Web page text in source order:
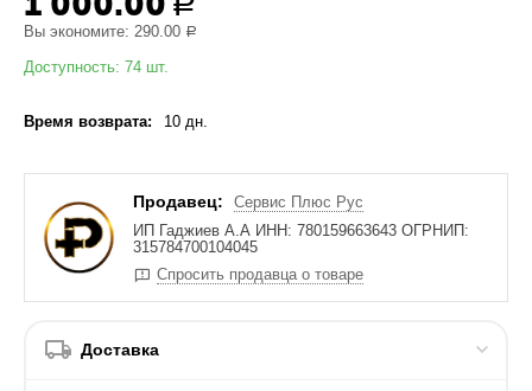
Вы экономите:290.00 Р
Доступность: 74 шт.
Время возврата: 10 дн.
Продавец:
Сервис Плюс Рус
ИП Гаджиев А.А ИНН: 780159663643 ОГРНИП:
315784700104045
Спросить продавца о товаре
Доставка